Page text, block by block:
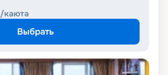
/каюта
Выбрать